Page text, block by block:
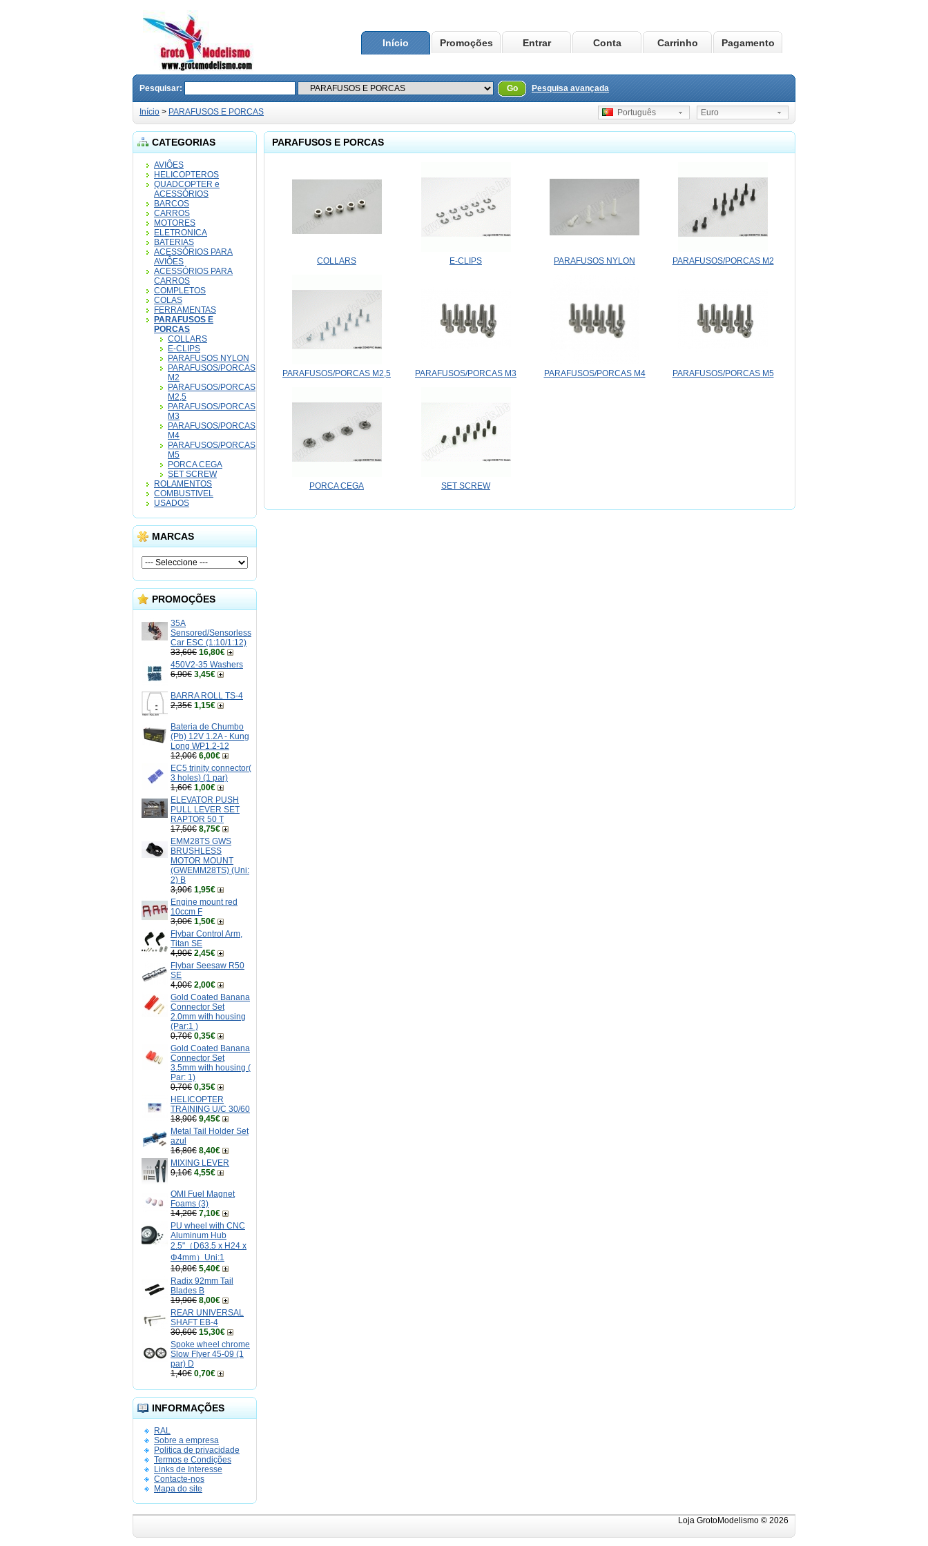
Início Promoções Entrar Conta Carrinho Pagamento
Pesquisar: Go Pesquisa avançada
Início > PARAFUSOS E PORCAS Euro
Português
CATEGORIAS
AVIÔES
HELICOPTEROS
QUADCOPTER e
ACESSÓRIOS
BARCOS
CARROS
MOTORES
ELETRONICA
BATERIAS
ACESSÓRIOS PARA
AVIÔES
ACESSÓRIOS PARA
CARROS
COMPLETOS
COLAS
FERRAMENTAS
PARAFUSOS E
PORCAS
COLLARS
E-CLIPS
PARAFUSOS NYLON
PARAFUSOS/PORCAS
M2
PARAFUSOS/PORCAS
M2,5
PARAFUSOS/PORCAS
M3
PARAFUSOS/PORCAS
M4
PARAFUSOS/PORCAS
M5
PORCA CEGA
SET SCREW
ROLAMENTOS
COMBUSTIVEL
USADOS
MARCAS
PROMOÇÕES
35A
Sensored/Sensorless
Car ESC (1:10/1:12)
33,60€ 16,80€
450V2-35 Washers
6,90€ 3,45€
BARRA ROLL TS-4
2,35€ 1,15€
Bateria de Chumbo
(Pb) 12V 1.2A - Kung
Long WP1.2-12
12,00€ 6,00€
EC5 trinity connector(
3 holes) (1 par)
1,60€ 1,00€
ELEVATOR PUSH
PULL LEVER SET
RAPTOR 50 T
17,50€ 8,75€
EMM28TS GWS
BRUSHLESS
MOTOR MOUNT
(GWEMM28TS) (Uni:
2) B
3,90€ 1,95€
Engine mount red
10ccm F
3,00€ 1,50€
Flybar Control Arm,
Titan SE
4,90€ 2,45€
Flybar Seesaw R50
SE
4,00€ 2,00€
Gold Coated Banana
Connector Set
2.0mm with housing
(Par:1 )
0,70€ 0,35€
Gold Coated Banana
Connector Set
3.5mm with housing (
Par: 1)
0,70€ 0,35€
HELICOPTER
TRAINING U/C 30/60
18,90€ 9,45€
Metal Tail Holder Set
azul
16,80€ 8,40€
MIXING LEVER
9,10€ 4,55€
OMI Fuel Magnet
Foams (3)
14,20€ 7,10€
PU wheel with CNC
Aluminum Hub
2.5"（D63.5 x H24 x
Φ4mm）Uni:1
10,80€ 5,40€
Radix 92mm Tail
Blades B
19,90€ 8,00€
REAR UNIVERSAL
SHAFT EB-4
30,60€ 15,30€
Spoke wheel chrome
Slow Flyer 45-09 (1
par) D
1,40€ 0,70€
INFORMAÇÕES
RAL
Sobre a empresa
Politica de privacidade
Termos e Condições
Links de Interesse
Contacte-nos
Mapa do site
PARAFUSOS E PORCAS
COLLARS E-CLIPS PARAFUSOS NYLON PARAFUSOS/PORCAS M2
PARAFUSOS/PORCAS M2,5 PARAFUSOS/PORCAS M3 PARAFUSOS/PORCAS M4 PARAFUSOS/PORCAS M5
PORCA CEGA SET SCREW
Loja GrotoModelismo © 2026